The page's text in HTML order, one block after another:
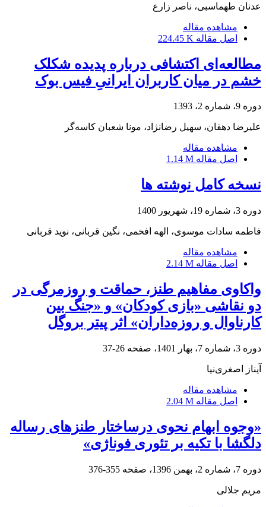
عدنان طهماسبی، ناصر زارع
مشاهده مقاله
اصل مقاله 224.45 K
مطالعه‌ای اکتشافی درباره پدیده شکلک
خشم در میان کاربران ایرانیِ فیس بوک
دوره 9، شماره 2، 1393
علیرضا دهقان، سهیل رضانژاد، مونا شعبان کاسه‌گر
مشاهده مقاله
اصل مقاله 1.14 M
نسخه کامل نوشته ها
دوره 3، شماره 19، شهریور 1400
فاطمه سادات موسوی، الهه افخمی، نگین قربانی، نوید قربانی
مشاهده مقاله
اصل مقاله 2.14 M
واکاوی مفاهیم طنز، حماقت و روزمرگی در
دو نقاشی «بازی کودکان» و «جنگ بین
کارناوال و روزه‌داران» اثر پیتر بروگل
دوره 3، شماره 7، بهار 1401، صفحه 26-37
آیناز اصغری‌نیا
مشاهده مقاله
اصل مقاله 2.04 M
«وجوه ابهام نحوی درساختار طنزهای رساله
دلگشا با تکیه بر تئوری فوناژی»
دوره 7، شماره 2، بهمن 1396، صفحه 355-376
مریم جلالی